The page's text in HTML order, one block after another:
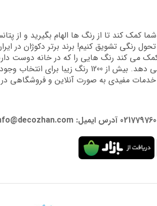
کمک کند تا از رنگ ها الهام بگیرید و از
رنگی تشویق کنیم! برند برتر دکوژان در
می کند رنگ هایی را که در خانه دوست
پیدا کنید و دانش تخصصی لازم را برای دستیابی به نتایج عالی به شما می دهد. بیش از 1200 رنگ زیبا برای انتخاب وجود
خدمات مفیدی به صورت آنلاین و فروشگاهی در